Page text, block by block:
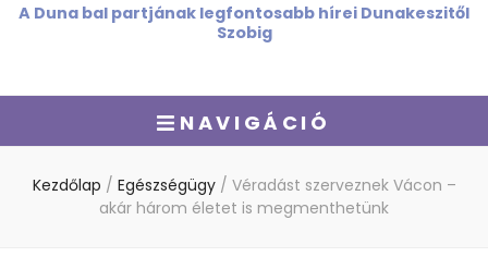
A Duna bal partjának legfontosabb hírei Dunakeszitől
Szobig
NAVIGÁCIÓ
Kezdőlap / Egészségügy / Véradást szerveznek Vácon –
akár három életet is megmenthetünk